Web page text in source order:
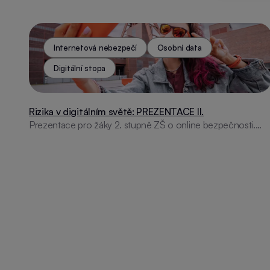
Internetová nebezpečí Osobní data
Digitální stopa
Rizika v digitálním světě: PREZENTACE II.
Prezentace pro žáky 2. stupně ZŠ o online bezpečnosti.